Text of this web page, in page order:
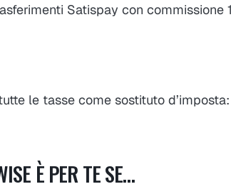
Satispay con commissione
le tasse come sostituto
È PER TE SE…